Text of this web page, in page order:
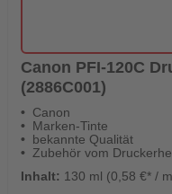
Canon PFI-120C
(2886C001)
Canon
Marken-Tinte
bekannte Qualität
Zubehör vom
Inhalt: 130 ml (0,58 €* /